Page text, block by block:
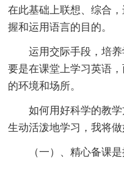
在此基础上联想、综合
握和运用语言的目的。
运用交际手段，培养
要是在课堂上学习英语
的环境和场所。
如何用好科学的教学
生动活泼地学习，我将做
（一）、精心备课是